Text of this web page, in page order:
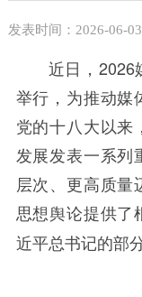
发表时间：2026-06-03
近日， 2026
举行，为推动媒
党的十八大以来
发展发表一系列
层次、更高质量
思想舆论提供了
近平总书记的部